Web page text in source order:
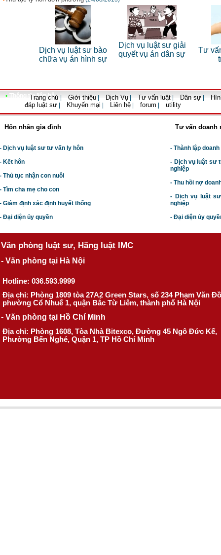
Dịch vụ luật sư bào
chữa vụ án hình sự
Dịch vụ luật sư giải
quyết vụ án dân sự
Tư
• Thông tin liên hệ
Trang chủ Giới thiệu Dịch Vụ Tư vấn luật Dân sự
đáp luật sư
Khuyến mại Liên hệ forum utility
Hôn nhân gia đình
Dịch vụ luật sư tư vấn ly hôn
Kết hôn
Thủ tục nhận con nuôi
Tìm cha mẹ cho con
Giám định xác định huyết thống
Đại diện ủy quyền
Tư vấn doanh
- Thành lập
- Dịch vụ luật sư t
nghiệp
- Thu hồi nợ
- Dịch vụ luật
nghiệp
- Đại diện ủy
Văn phòng luật sư, Hãng luật IMC
- Văn phòng tại Hà Nội
Hotline: 036.593.9999
Địa chỉ: Phòng 1809 tòa 27A2 Green Stars, số 234 Phạm Văn
phường Cổ Nhuế 1, quận Bắc Từ Liêm, thành phố Hà Nội
- Văn phòng tại Hồ Chí Minh
Địa chỉ: Phòng 1608, Tòa Nhà Bitexco, Đường 45 Ngô Đức Kế,
Phường Bến Nghé, Quận 1, TP Hồ Chí Minh